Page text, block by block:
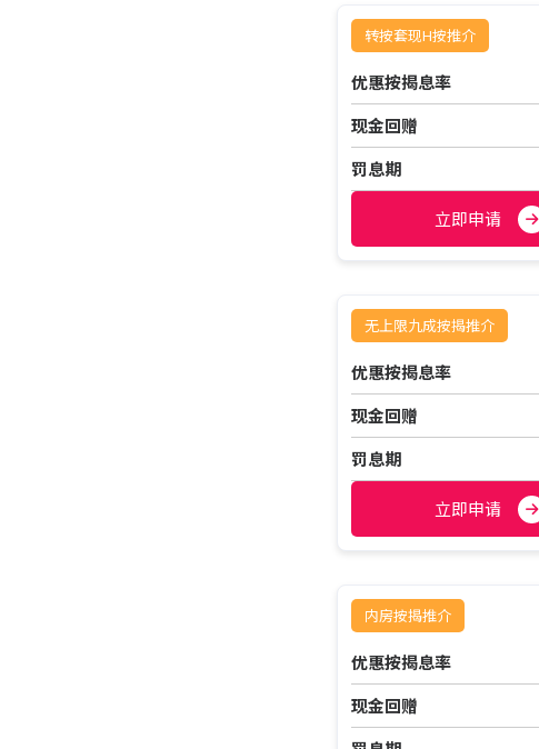
转按套现H按推介
优惠按揭息率
现金回赠
罚息期
立即申请
无上限九成按揭推介
优惠按揭息率
现金回赠
罚息期
立即申请
内房按揭推介
优惠按揭息率
现金回赠